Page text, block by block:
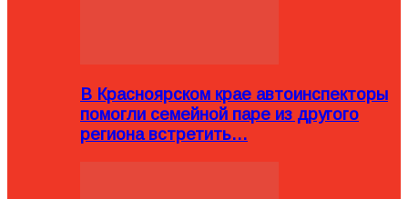
В Красноярском крае автоинспекторы
помогли семейной паре из другого
региона встретить…